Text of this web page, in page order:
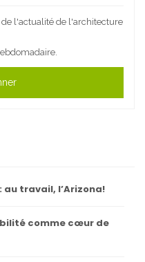
l'actualité de l'architecture
au travail, l’Arizona!
comme cœur de